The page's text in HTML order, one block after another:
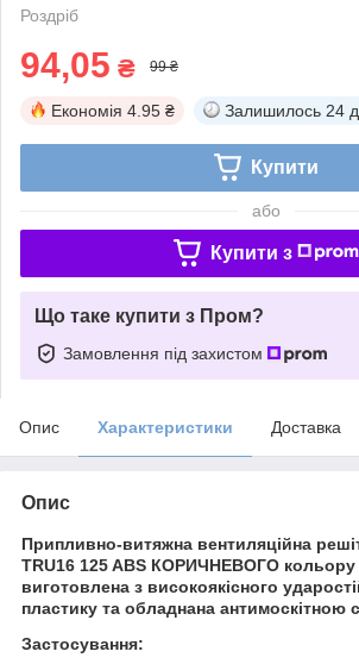
Роздріб
94,05 ₴ 99 ₴
Економія 4.95 ₴ Залишилось 24
Купити
або
Купити з
Що таке купити з Пром?
Замовлення під захистом
Опис Характеристики Доставка
Опис
Припливно-витяжна вентиляційна
TRU16 125 ABS КОРИЧНЕВОГО кольору
виготовлена з високоякісного
пластику та обладнана антимоскітною
Застосування: